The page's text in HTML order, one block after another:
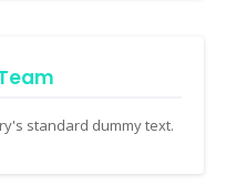
standard dummy text.